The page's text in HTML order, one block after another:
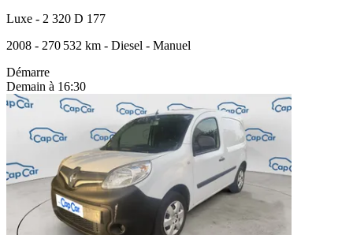
Luxe - 2 320 D 177
2008 - 270 532 km - Diesel - Manuel
Démarre
Demain à 16:30